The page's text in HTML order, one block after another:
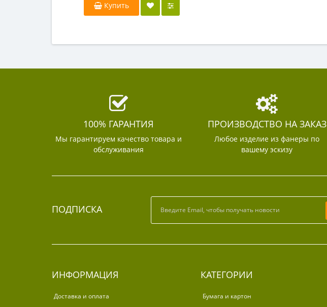
Купить
100% ГАРАНТИЯ
Мы гарантируем качество товара и
обслуживания
ПРОИЗВОДСТВО НА ЗАКАЗ
Любое изделие из фанеры по
вашему эскизу
ПОДПИСКА
ИНФОРМАЦИЯ
Доставка и оплата
КАТЕГОРИИ
Бумага и картон